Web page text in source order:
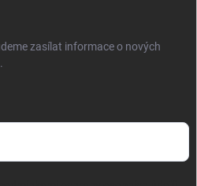
zasílat informace o nových